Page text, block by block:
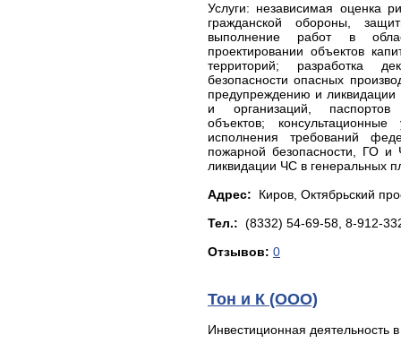
Услуги: независимая оценка
гражданской обороны,
выполнение работ в
проектировании объектов
территорий; разработка
безопасности опасных
предупреждению и
и организаций, паспортов
объектов;
исполнения требований
пожарной безопасности, ГО
ликвидации ЧС в генеральных
Адрес: Киров, Октябpьский
Тел.: (8332) 54-69-58, 8-912-
Отзывов: 0
Тон и К (ООО)
Инвестиционная деятельность в